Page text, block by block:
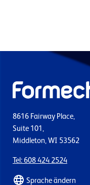
8616 Fairway Place,
Suite 101,
Middleton, WI 53562
Tel: 608 424 2524
Sprache ändern